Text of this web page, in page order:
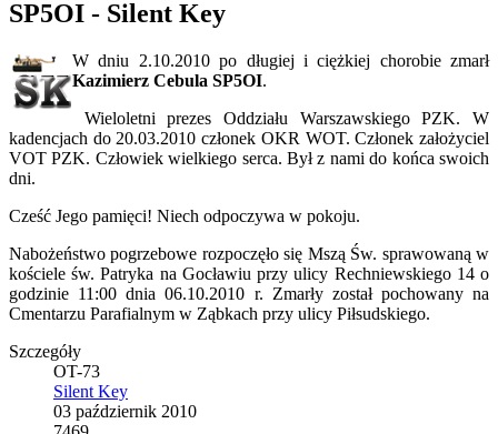
SP5OI - Silent Key
W dniu 2.10.2010 po długiej i ciężkiej chorobie zmarł
Kazimierz Cebula SP5OI.
Wieloletni prezes Oddziału Warszawskiego PZK. W
kadencjach do 20.03.2010 członek OKR WOT. Członek założyciel
VOT PZK. Człowiek wielkiego serca. Był z nami do końca swoich
dni.
Cześć Jego pamięci! Niech odpoczywa w pokoju.
Nabożeństwo pogrzebowe rozpoczęło się Mszą Św. sprawowaną w
kościele św. Patryka na Gocławiu przy ulicy Rechniewskiego 14 o
godzinie 11:00 dnia 06.10.2010 r. Zmarły został pochowany na
Cmentarzu Parafialnym w Ząbkach przy ulicy Piłsudskiego.
Szczegóły
OT-73
Silent Key
03 październik 2010